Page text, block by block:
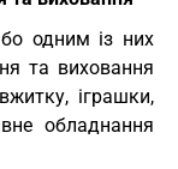
одним із них
та виховання
іграшки,
обладнання